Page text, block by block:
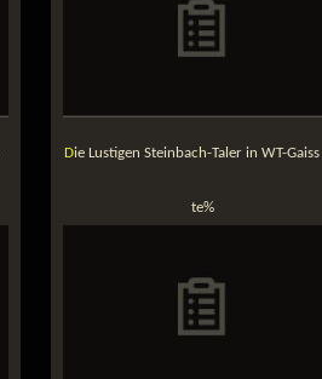
Die Lustigen Steinbach-Taler in WT-Gaiss on
te%